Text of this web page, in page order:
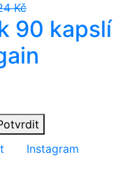
Kč
90 kapslí
Instagram